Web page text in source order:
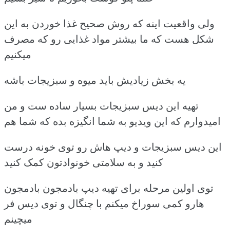
ولی واقعیت اینه که روش صحیح غذا خوردن به این
شکل هست که ما بیشتر مواد غذایی رو که مصرف
میکنیم
یه بخش زیادیش باید میوه و سبزیجات باشه
تهیه این دیس سبزیجات بسیار ساده ست و من
امیدوارم که این ویدیو به شما انگیزه بده که شما هم
این دیس سبزیجات و دیپ هاش رو توی خونه درست
کنید و به سلامتی خونوادتون کمک کنید
توی اولین مرحله برای تهیه دیپ بادمجون بادمجون
هارو کمی سوراخ میکنم با چنگال و توی دیس فر
میچینم